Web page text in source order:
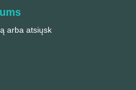
arba atsiųsk